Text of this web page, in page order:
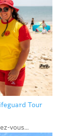
Tour
vous...